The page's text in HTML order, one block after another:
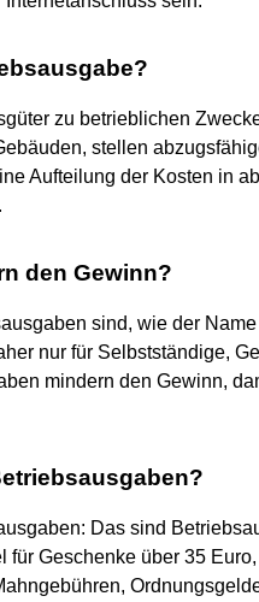
zu betrieblichen
stellen
Aufteilung der Kosten in
den Gewinn?
sind, wie der
nur für Selbstständige,
mindern den Gewinn,
Das sind
für Geschenke über 35